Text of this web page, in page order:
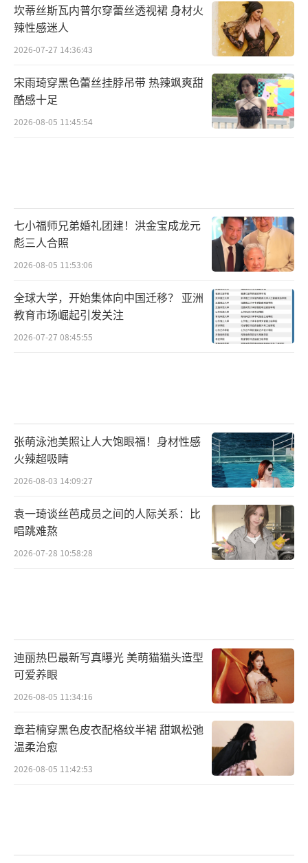
《苍兰诀》主创们在餐桌上开心自拍。（责
坎蒂丝斯瓦内普尔穿蕾丝透视裙 身材火
辣性感迷人
2026-07-27 14:36:43
宋雨琦穿黑色蕾丝挂脖吊带 热辣飒爽甜
酷感十足
2026-08-05 11:45:54
七小福师兄弟婚礼团建！洪金宝成龙元
彪三人合照
2026-08-05 11:53:06
全球大学，开始集体向中国迁移？ 亚洲
教育市场崛起引发关注
2026-07-27 08:45:55
张萌泳池美照让人大饱眼福！身材性感
火辣超吸睛
2026-08-03 14:09:27
袁一琦谈丝芭成员之间的人际关系：比
唱跳难熬
2026-07-28 10:58:28
迪丽热巴最新写真曝光 美萌猫猫头造型
可爱养眼
2026-08-05 11:34:16
章若楠穿黑色皮衣配格纹半裙 甜飒松弛
温柔治愈
2026-08-05 11:42:53